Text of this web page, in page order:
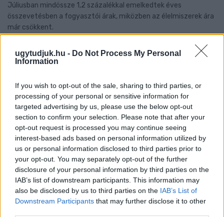
ugytudjuk.hu - Do Not Process My Personal
Information
If you wish to opt-out of the sale, sharing to third parties, or
processing of your personal or sensitive information for
targeted advertising by us, please use the below opt-out
section to confirm your selection. Please note that after your
opt-out request is processed you may continue seeing
interest-based ads based on personal information utilized by
us or personal information disclosed to third parties prior to
your opt-out. You may separately opt-out of the further
disclosure of your personal information by third parties on the
IAB’s list of downstream participants. This information may
also be disclosed by us to third parties on the IAB’s List of
Downstream Participants that may further disclose it to other
Júliusban mindössze 1,2 százalékkal emelkedtek éves
összevetésben a fogyasztói árak, miközben az élelmiszerek ára
már csökkent.
Szólj hozzá!